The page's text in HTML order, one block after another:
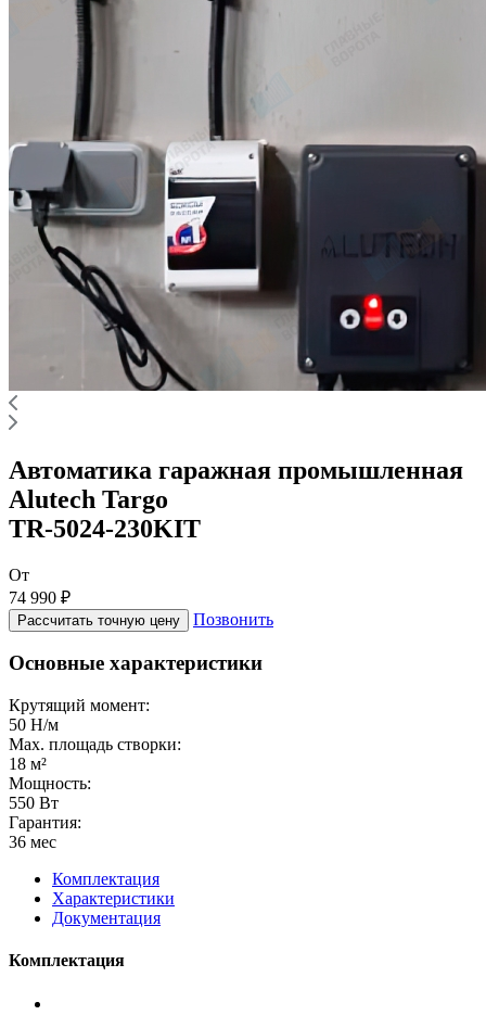
Автоматика гаражная промышленная
Alutech Targo
TR-5024-230KIT
От
74 990 ₽
Рассчитать точную цену Позвонить
Основные характеристики
Крутящий момент:
50 Н/м
Max. площадь створки:
18 м²
Мощность:
550 Вт
Гарантия:
36 мес
Комплектация
Характеристики
Документация
Комплектация